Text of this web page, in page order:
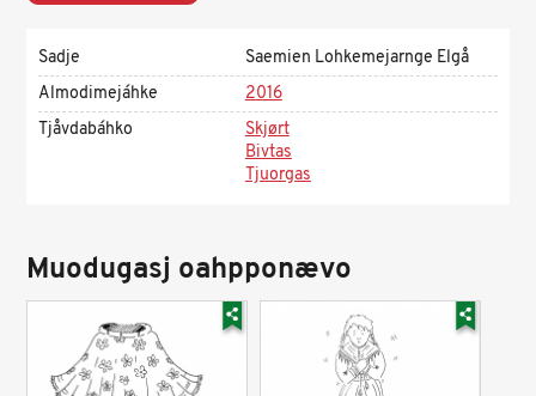
Sadje
Saemien Lohkemejarnge Elgå
Almodimejáhke
2016
Tjåvdabáhko
Skjørt
Bivtas
Tjuorgas
Muodugasj oahpponævo